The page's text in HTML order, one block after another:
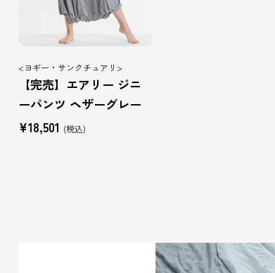
<ヨギー・サンクチュアリ>
【完売】エアリー ジニ
ーパンツ ヘザーグレー
¥18,501 (税込)